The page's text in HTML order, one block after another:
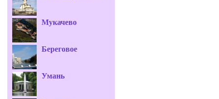
Мукачево
Береговое
Умань